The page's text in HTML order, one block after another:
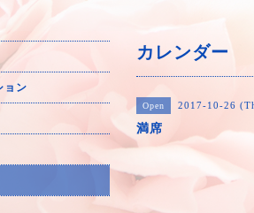
カレンダー
Open 2017-10-26
満席
ョン